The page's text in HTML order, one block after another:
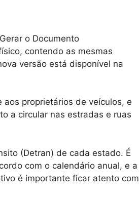
contendo as mesmas
versão está disponível na
aos proprietários de veículos, e
a circular nas estradas e ruas
(Detran) de cada estado. É
com o calendário anual, e a
é importante ficar atento com